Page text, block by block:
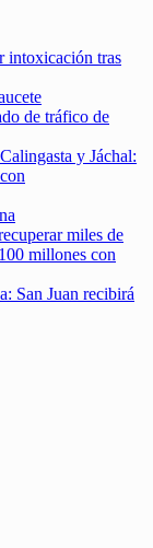
intoxicación tras
de tráfico de
y Jáchal:
miles de
millones con
San Juan recibirá